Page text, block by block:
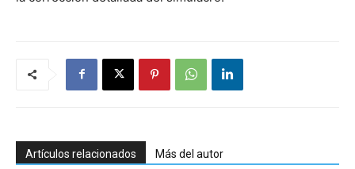
Artículos relacionados Más del autor